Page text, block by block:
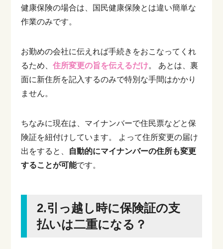
健康保険の場合は、国民健康保険とは違い簡単な
作業のみです。
お勤めの会社に伝えれば手続きをおこなってくれ
るため、住所変更の旨を伝えるだけ。
あとは、裏
面に新住所を記入するのみで特別な手間はかかり
ません。
ちなみに現在は、マイナンバーで住民票などと保
険証を紐付けしています。
よって住所変更の届け
出をすると、 自動的にマイナンバーの住所も変更
することが可能です。
2.引っ越し時に保険証の支
払いは二重になる？